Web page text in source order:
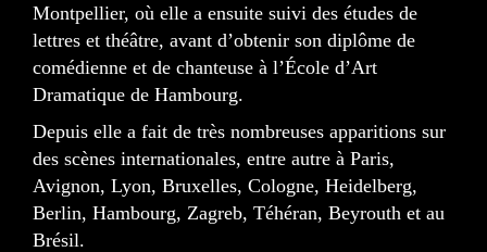
Montpellier, où elle a ensuite suivi des études de
lettres et théâtre, avant d’obtenir son diplôme de
comédienne et de chanteuse à l’École d’Art
Dramatique de Hambourg.
Depuis elle a fait de très nombreuses apparitions sur
des scènes internationales, entre autre à Paris,
Avignon, Lyon, Bruxelles, Cologne, Heidelberg,
Berlin, Hambourg, Zagreb, Téhéran, Beyrouth et au
Brésil.